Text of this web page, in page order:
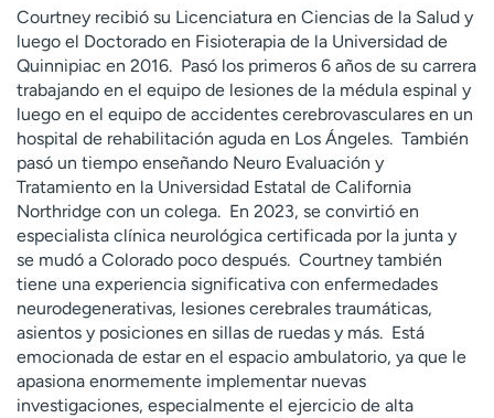
y
ú
d
a
m
e
a
e
n
c
o
n
t
r
a
r
Courtney recibió su Licenciatura en Ciencias de la Salud y
luego el Doctorado en Fisioterapia de la Universidad de
Quinnipiac en 2016. Pasó los primeros 6 años de su carrera
trabajando en el equipo de lesiones de la médula espinal y
luego en el equipo de accidentes cerebrovasculares en un
hospital de rehabilitación aguda en Los Ángeles. También
pasó un tiempo enseñando Neuro Evaluación y
Tratamiento en la Universidad Estatal de California
Northridge con un colega. En 2023, se convirtió en
especialista clínica neurológica certificada por la junta y
se mudó a Colorado poco después. Courtney también
tiene una experiencia significativa con enfermedades
neurodegenerativas, lesiones cerebrales traumáticas,
asientos y posiciones en sillas de ruedas y más. Está
emocionada de estar en el espacio ambulatorio, ya que le
apasiona enormemente implementar nuevas
investigaciones, especialmente el ejercicio de alta